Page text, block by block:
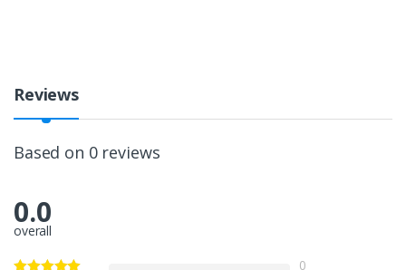
Reviews
Based on 0 reviews
0.0
overall
0